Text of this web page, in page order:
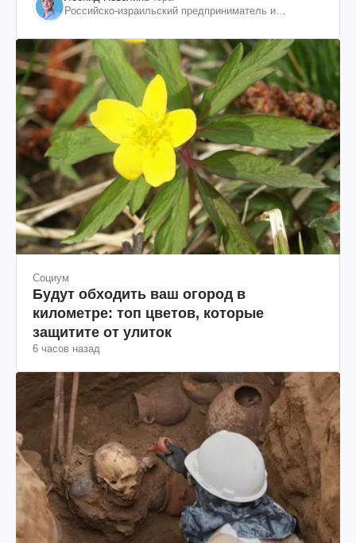
Российско-израильский предприниматель и
"ЮКОСа"
Социум
Будут обходить ваш огород в
километре: топ цветов, которые
защитите от улиток
6 часов назад